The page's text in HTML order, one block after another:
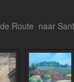
Route naar